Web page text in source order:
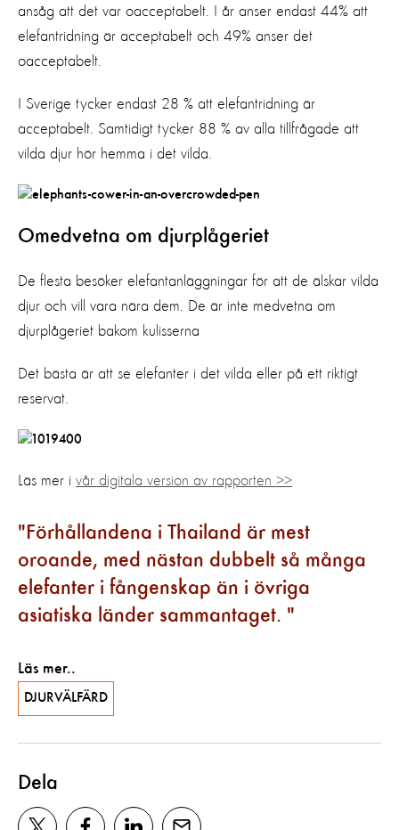
ansåg att det var oacceptabelt. I år anser endast 44% att
elefantridning är acceptabelt och 49% anser det
oacceptabelt.
I Sverige tycker endast 28 % att elefantridning är
acceptabelt. Samtidigt tycker 88 % av alla tillfrågade att
vilda djur hör hemma i det vilda.
Omedvetna om djurplågeriet
De flesta besöker elefantanläggningar för att de älskar vilda
djur och vill vara nära dem. De är inte medvetna om
djurplågeriet bakom kulisserna
Det bästa är att se elefanter i det vilda eller på ett riktigt
reservat.
Läs mer i vår digitala version av rapporten >>
Förhållandena i Thailand är mest
oroande, med nästan dubbelt så många
elefanter i fångenskap än i övriga
asiatiska länder sammantaget.
Läs mer..
DJURVÄLFÄRD
Dela